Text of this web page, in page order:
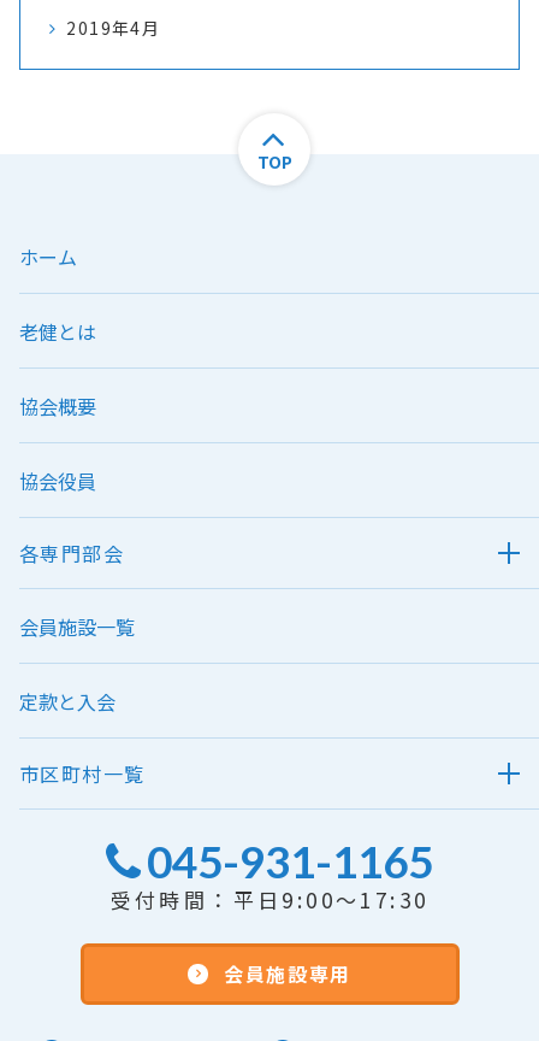
2019年4月
TOP
ホーム
老健とは
協会概要
協会役員
各専門部会
会員施設一覧
定款と入会
市区町村一覧
045-931-1165
受付時間：平日9:00～17:30
会員施設専用